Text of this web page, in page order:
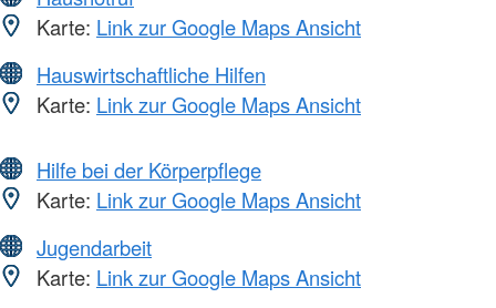
Karte: Link zur Google Maps Ansicht
Hauswirtschaftliche Hilfen
Karte: Link zur Google Maps Ansicht
Hilfe bei der Körperpflege
Karte: Link zur Google Maps Ansicht
Jugendarbeit
Karte: Link zur Google Maps Ansicht